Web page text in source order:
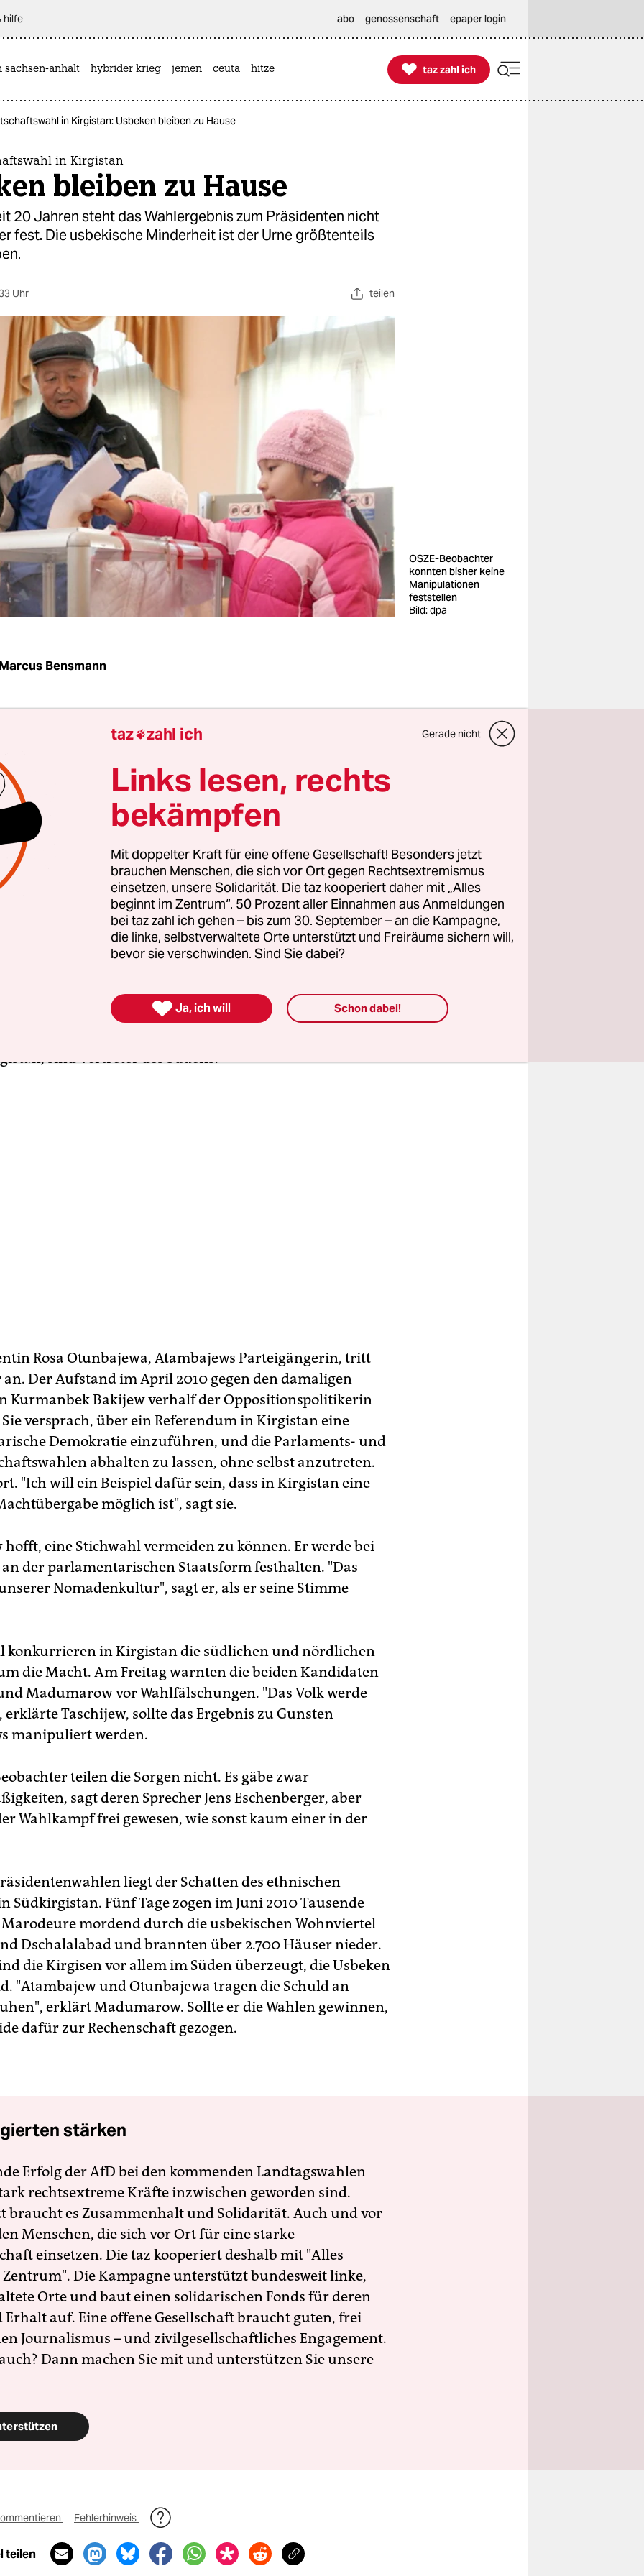
hilfe abo genossenschaft epaper login
sachsen-anhalt hybrider krieg jemen ceuta hitze 
taz zahl ich
taz zahl ich
in Kirgistan: Usbeken bleiben zu Hause
in Kirgistan
bleiben zu Hause
20 Jahren steht das Wahlergebnis zum Präsidenten nicht
fest. Die usbekische Minderheit ist der Urne größtenteils
Uhr teilen
OSZE-Beobachter
konnten bisher keine
Manipulationen
feststellen
Bild: dpa
Marcus Bensmann
| Die Emotionen kochen über. In einem Wahllokal in
dessen Leiterin Ludmilla Makarajew lauthals
Geld genommen zu haben, um die Stimmabgabe zu
Der Kirgise beschuldigt die Lehrerin, die Wahlen zu
kirgisischen Premiers und Vorsitzenden der
Partei, Almasbek Atmabajew, manipulieren zu
stimmen die Menschen in Kirgistan über einen neuen
ab. Ersten Angaben zufolge gingen nur 46 Prozent der
die Urnen. Vor allem die Usbeken blieben zu Hause. Zum
seit dem Zusammenbruch der Sowjetunion 1991 steht das
Favorit ist Regierungschef Almasbek Atambajew, der aus
stammt. Seine schärfsten Konkurrenten, Kamtschibek
sind Vertreter des Südens.
Rosa Otunbajewa, Atambajews Parteigängerin, tritt
Der Aufstand im April 2010 gegen den damaligen
Kurmanbek Bakijew verhalf der Oppositionspolitikerin
versprach, über ein Referendum in Kirgistan eine
Demokratie einzuführen, und die Parlaments- und
abhalten zu lassen, ohne selbst anzutreten.
"Ich will ein Beispiel dafür sein, dass in Kirgistan eine
möglich ist", sagt sie.
hofft, eine Stichwahl vermeiden zu können. Er werde bei
an der parlamentarischen Staatsform festhalten. "Das
Nomadenkultur", sagt er, als er seine Stimme
konkurrieren in Kirgistan die südlichen und nördlichen
die Macht. Am Freitag warnten die beiden Kandidaten
Madumarow vor Wahlfälschungen. "Das Volk werde
erklärte Taschijew, sollte das Ergebnis zu Gunsten
manipuliert werden.
teilen die Sorgen nicht. Es gäbe zwar
sagt deren Sprecher Jens Eschenberger, aber
Wahlkampf frei gewesen, wie sonst kaum einer in der
liegt der Schatten des ethnischen
Südkirgistan. Fünf Tage zogen im Juni 2010 Tausende
mordend durch die usbekischen Wohnviertel
Dschalalabad und brannten über 2.700 Häuser nieder.
die Kirgisen vor allem im Süden überzeugt, die Usbeken
"Atambajew und Otunbajewa tragen die Schuld an
erklärt Madumarow. Sollte er die Wahlen gewinnen,
dafür zur Rechenschaft gezogen.
stärken
Erfolg der AfD bei den kommenden Landtagswahlen
rechtsextreme Kräfte inzwischen geworden sind.
braucht es Zusammenhalt und Solidarität. Auch und vor
Menschen, die sich vor Ort für eine starke
einsetzen. Die taz kooperiert deshalb mit "Alles
Die Kampagne unterstützt bundesweit linke,
Orte und baut einen solidarischen Fonds für deren
Erhalt auf. Eine offene Gesellschaft braucht guten, frei
Journalismus – und zivilgesellschaftliches Engagement.
Dann machen Sie mit und unterstützen Sie unsere
Fehlerhinweis
teilen
taz zahl ich Gerade nicht
Links lesen, rechts
bekämpfen
Mit doppelter Kraft für eine offene Gesellschaft! Besonders jetzt
brauchen Menschen, die sich vor Ort gegen Rechtsextremismus
einsetzen, unsere Solidarität. Die taz kooperiert daher mit „Alles
beginnt im Zentrum“. 50 Prozent aller Einnahmen aus Anmeldungen
bei taz zahl ich gehen – bis zum 30. September – an die Kampagne,
die linke, selbstverwaltete Orte unterstützt und Freiräume sichern will,
bevor sie verschwinden. Sind Sie dabei?
 Ja, ich will Schon dabei!